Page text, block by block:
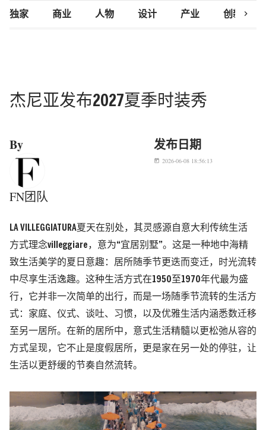
独家 商业 人物 设计 产业 创新研究
chevron_right
杰尼亚发布2027夏季时装秀
By
FN团队
发布日期
today 2026-06-08 18:56:13
LA VILLEGGIATURA夏天在别处，其灵感源自意大利传统生活
方式理念villeggiare，意为“宜居别墅”。这是一种地中海精
致生活美学的夏日意趣：居所随季节更迭而变迁，时光流转
中尽享生活逸趣。这种生活方式在1950至1970年代最为盛
行，它并非一次简单的出行，而是一场随季节流转的生活方
式：家庭、仪式、谈吐、习惯，以及优雅生活内涵悉数迁移
至另一居所。在新的居所中，意式生活精髓以更松弛从容的
方式呈现，它不止是度假居所，更是家在另一处的停驻，让
生活以更舒缓的节奏自然流转。